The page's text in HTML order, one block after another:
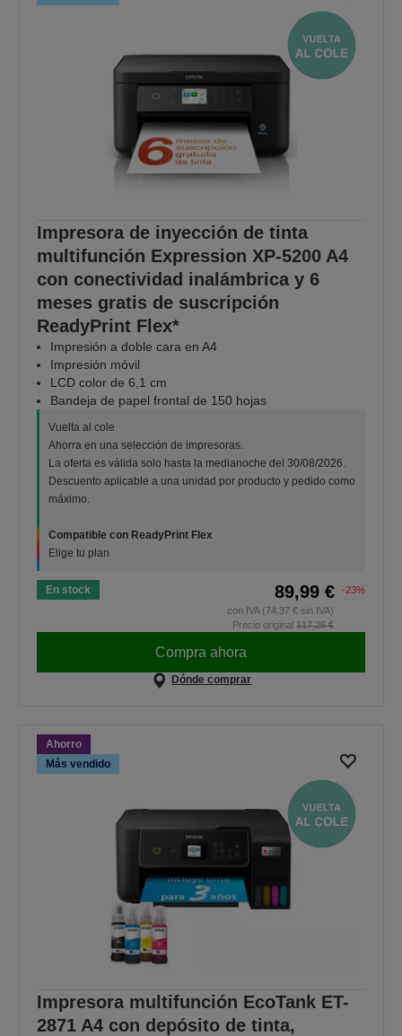
Impresora de inyección de tinta
multifunción Expression XP-5200 A4
con conectividad inalámbrica y 6
meses gratis de suscripción
ReadyPrint Flex*
Impresión a doble cara en A4
Impresión móvil
LCD color de 6,1 cm
Bandeja de papel frontal de 150 hojas
Vuelta al cole
Ahorra en una selección de impresoras.
La oferta es válida solo hasta la medianoche del 30/08/2026.
Descuento aplicable a una unidad por producto y pedido como
máximo.
Compatible con ReadyPrint Flex
Elige tu plan
En stock 89,99 €
-23%
con IVA (74,37 € sin IVA)
Precio original 117,26 €
Compra ahora
Dónde comprar
Ahorro
Más vendido
Impresora multifunción EcoTank ET-
2871 A4 con depósito de tinta,